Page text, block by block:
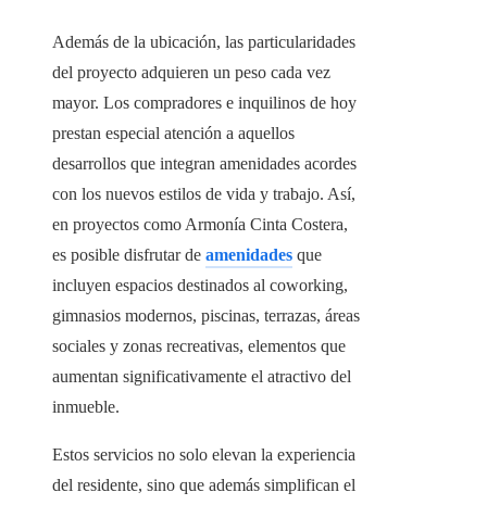
Además de la ubicación, las particularidades
del proyecto adquieren un peso cada vez
mayor. Los compradores e inquilinos de hoy
prestan especial atención a aquellos
desarrollos que integran amenidades acordes
con los nuevos estilos de vida y trabajo. Así,
en proyectos como Armonía Cinta Costera,
es posible disfrutar de amenidades que
incluyen espacios destinados al coworking,
gimnasios modernos, piscinas, terrazas, áreas
sociales y zonas recreativas, elementos que
aumentan significativamente el atractivo del
inmueble.
Estos servicios no solo elevan la experiencia
del residente, sino que además simplifican el